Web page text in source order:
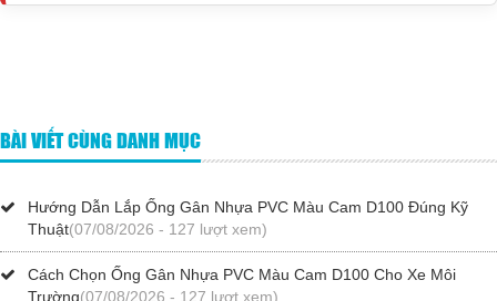
BÀI VIẾT CÙNG DANH MỤC
Hướng Dẫn Lắp Ống Gân Nhựa PVC Màu Cam D100 Đúng Kỹ
Thuật(07/08/2026 - 127 lượt xem)
Cách Chọn Ống Gân Nhựa PVC Màu Cam D100 Cho Xe Môi
Trường(07/08/2026 - 127 lượt xem)